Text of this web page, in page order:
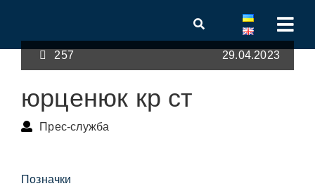
257 29.04.2023
юрценюк кр ст
Прес-служба
Позначки